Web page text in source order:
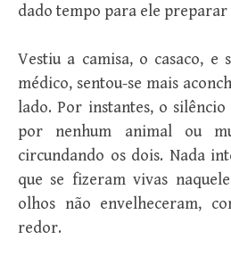
dado tempo para ele preparar
Vestiu a camisa, o casaco,
médico, sentou-se mais
lado. Por instantes, o
por nenhum animal ou
circundando os dois. Nada
que se fizeram vivas
olhos não envelheceram,
redor.